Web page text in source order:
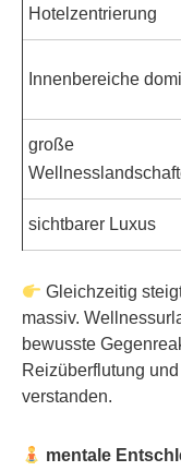
Hotelzentrierung
Innenbereiche
große
sichtbarer Luxus
Gleichzeitig
massiv.
bewusste
Reizüberflutung
verstanden.
mentale